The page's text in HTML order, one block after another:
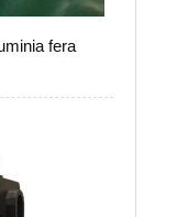
fera